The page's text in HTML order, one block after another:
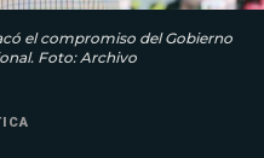
el compromiso del Gobierno
Foto: Archivo